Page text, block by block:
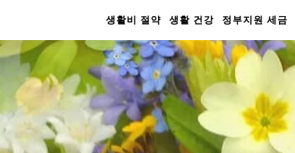
생활비 절약 생활 건강 정부지원 세금